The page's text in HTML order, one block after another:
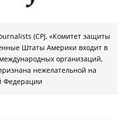
(CPJ, «Комитет защиты
Штаты Америки входит в
организаций,
нежелательной на
Федерации